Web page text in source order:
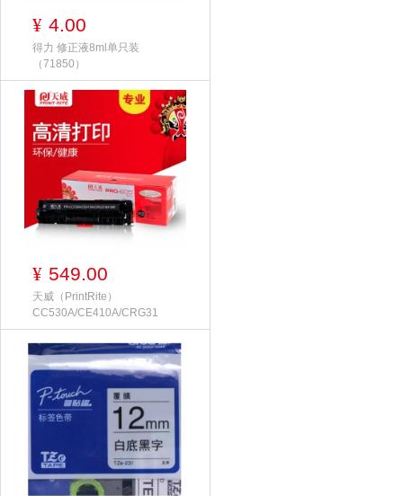
¥ 4.00
得力 修正液8ml单只装
（71850）
¥ 549.00
天威（PrintRite）
CC530A/CE410A/CRG31